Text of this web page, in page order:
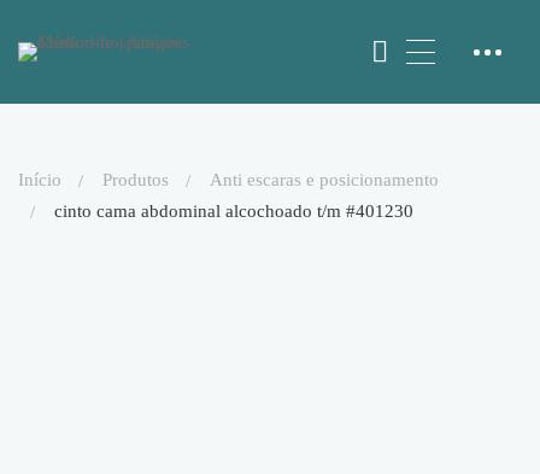
início produtos
anti escaras e posicionamento
cinto cama abdominal alcochoado t/m #401230